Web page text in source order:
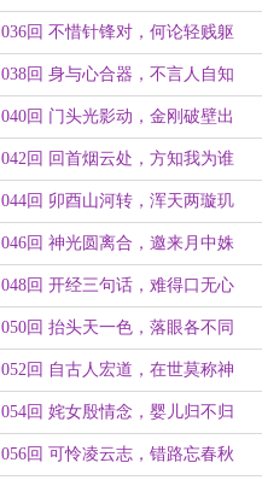
036回 不惜针锋对，何论轻贱躯
038回 身与心合器，不言人自知
040回 门头光影动，金刚破壁出
042回 回首烟云处，方知我为谁
044回 卯酉山河转，浑天两璇玑
046回 神光圆离合，邀来月中姝
048回 开经三句话，难得口无心
050回 抬头天一色，落眼各不同
052回 自古人宏道，在世莫称神
054回 姹女殷情念，婴儿归不归
056回 可怜凌云志，错路忘春秋